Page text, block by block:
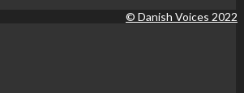
© Danish Voices 2022